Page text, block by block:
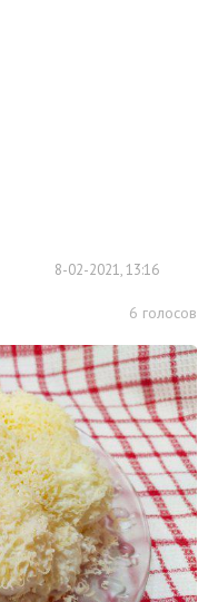
8-02-2021, 13:16
6 голосов